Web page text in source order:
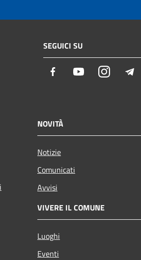
SEGUICI SU
Facebook YoutubeInstagram
NOVITÀ
Notizie
Comunicati
Avvisi
VIVERE IL COMUNE
Luoghi
Eventi